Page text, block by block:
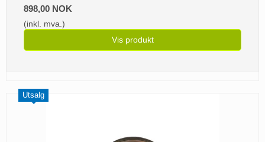
898,00 NOK
(inkl. mva.)
Vis produkt
Utsalg